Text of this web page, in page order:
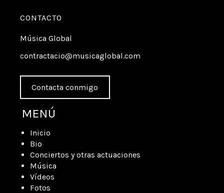
CONTACTO
Música Global
contractacio@musicaglobal.com
Contacta conmigo
MENÚ
Inicio
Bio
Conciertos y otras actuaciones
Música
Vídeos
Fotos